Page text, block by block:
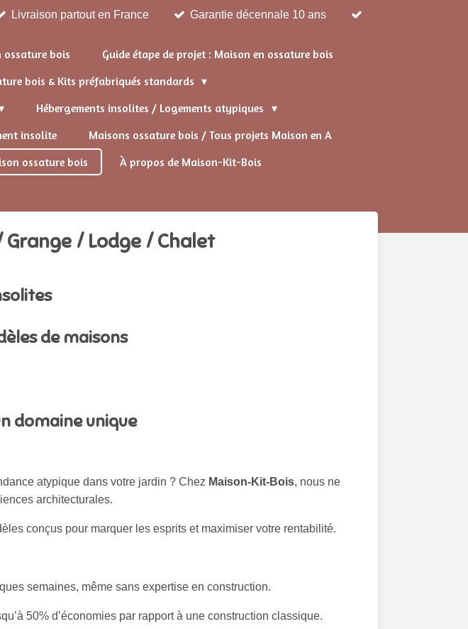
Livraison partout en France Garantie décennale 10 ans
ossature bois
Guide étape de projet : Maison en ossature bois
bois & Kits préfabriqués standards
Hébergements insolites / Logements atypiques
insolite
Maisons ossature bois / Tous projets Maison en A
ossature bois
À propos de Maison-Kit-Bois
/ Lodge / Chalet
de maisons
domaine unique
atypique dans votre jardin ? Chez Maison-Kit-Bois, nous ne
architecturales.
conçus pour marquer les esprits et maximiser votre rentabilité.
semaines, même sans expertise en construction.
50% d’économies par rapport à une construction classique.